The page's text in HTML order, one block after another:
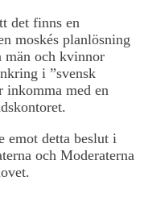
det finns en
moskés planlösning
män och kvinnor
i ”svensk
inkomma med en
emot detta beslut i
och Moderaterna